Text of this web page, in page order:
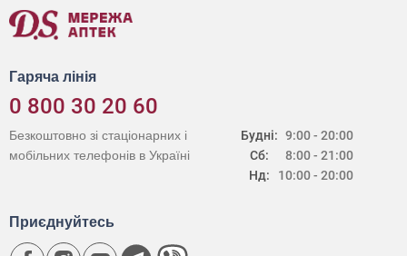
Гаряча лінія
0 800 30 20 60
Будні:
Сб:
Нд:
9:00 - 20:00
8:00 - 21:00
10:00 - 20:00
Безкоштовно зі стаціонарних і
мобільних телефонів в Україні
Приєднуйтесь